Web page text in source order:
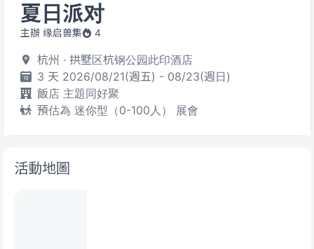
夏日派对
主辦 缘启兽集 4
杭州 · 拱墅区杭钢公园此印酒店
3 天 2026/08/21(週五) - 08/23(週日)
飯店 主題同好聚
預估為 迷你型（0-100人） 展會
活動地圖